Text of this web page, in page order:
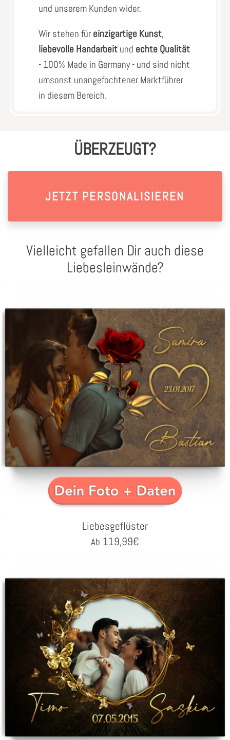
und unserem Kunden wider.
Wir stehen für einzigartige Kunst,
liebevolle Handarbeitund echte Qualität
- 100% Made in Germany - und sind nicht
umsonst unangefochtener Marktführer
in diesem Bereich.
ÜBERZEUGT?
JETZT PERSONALISIEREN
Vielleicht gefallen Dir auch diese
Liebesleinwände?
Liebesgeflüster
Ab 119,99€